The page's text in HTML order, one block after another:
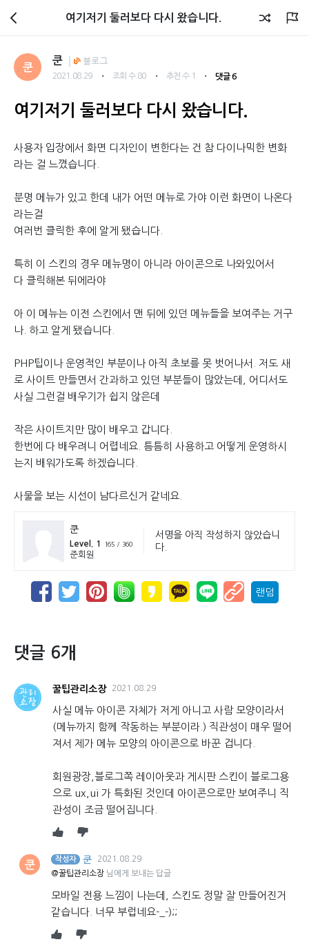
회원광장
여기저기 둘러보다 다시 왔습니다.
쿤
쿤 블로그
2021.08.29 ・ 조회 수 80 ・ 추천 수 1 ・ 댓글 6
여기저기 둘러보다 다시 왔습니다.
사용자 입장에서 화면 디자인이 변한다는 건 참 다이나믹한 변화
라는 걸 느꼈습니다.
분명 메뉴가 있고 한데 내가 어떤 메뉴로 가야 이런 화면이 나온다
라는걸
여러번 클릭한 후에 알게 됐습니다.
특히 이 스킨의 경우 메뉴명이 아니라 아이콘으로 나와있어서
다 클릭해본 뒤에라야
아 이 메뉴는 이전 스킨에서 맨 뒤에 있던 메뉴들을 보여주는 거구
나. 하고 알게 됐습니다.
PHP팁이나 운영적인 부분이나 아직 초보를 못 벗어나서. 저도 새
로 사이트 만들면서 간과하고 있던 부분들이 많았는데, 어디서도
사실 그런걸 배우기가 쉽지 않은데
작은 사이트지만 많이 배우고 갑니다.
한번에 다 배우려니 어렵네요. 틈틈히 사용하고 어떻게 운영하시
는지 배워가도록 하겠습니다.
사물을 보는 시선이 남다르신거 같네요.
쿤
Level. 1 165 / 360
준회원
서명을 아직 작성하지 않았습니
다.
랜덤
댓글 6개
꿀팁관리소장 2021.08.29
사실 메뉴 아이콘 자체가 저게 아니고 사람 모양이라서
(메뉴까지 함께 작동하는 부분이라.) 직관성이 매우 떨어
져서 제가 메뉴 모양의 아이콘으로 바꾼 겁니다.
회원광장,블로그쪽 레이아웃과 게시판 스킨이 블로그용
으로 ux,ui 가 특화된 것인데 아이콘으로만 보여주니 직
관성이 조금 떨어집니다.
쿤 작성자 쿤
2021.08.29
@꿀팁관리소장 님에게 보내는 답글
모바일 전용 느낌이 나는데, 스킨도 정말 잘 만들어진거
같습니다. 너무 부럽네요-_-);;